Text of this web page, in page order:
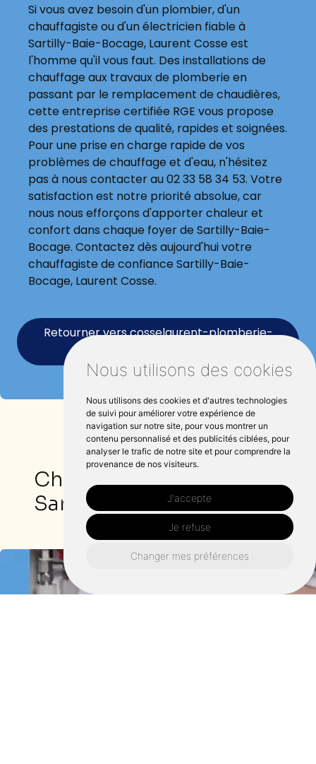
Nous utilisons des cookies
Nous utilisons des cookies et d'autres technologies
de suivi pour améliorer votre expérience de
navigation sur notre site, pour vous montrer un
contenu personnalisé et des publicités ciblées, pour
analyser le trafic de notre site et pour comprendre la
provenance de nos visiteurs.
J'accepte
Je refuse
Changer mes préférences
Si vous avez besoin d'un plombier, d'un
chauffagiste ou d'un électricien fiable à
Sartilly-Baie-Bocage, Laurent Cosse est
l'homme qu'il vous faut. Des installations de
chauffage aux travaux de plomberie en
passant par le remplacement de chaudières,
cette entreprise certifiée RGE vous propose
des prestations de qualité, rapides et soignées.
Pour une prise en charge rapide de vos
problèmes de chauffage et d'eau, n'hésitez
pas à nous contacter au 02 33 58 34 53. Votre
satisfaction est notre priorité absolue, car
nous nous efforçons d'apporter chaleur et
confort dans chaque foyer de Sartilly-Baie-
Bocage. Contactez dès aujourd'hui votre
chauffagiste de confiance Sartilly-Baie-
Bocage, Laurent Cosse.
Retourner vers cosselaurent-plomberie-
Chauffagiste autour de
Sartilly-baie-bocage :